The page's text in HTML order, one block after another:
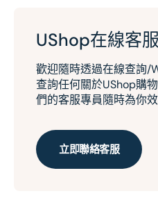
UShop在線客服
歡迎隨時透過在線查詢/
查詢任何關於UShop購
們的客服專員隨時為你效
立即聯絡客服